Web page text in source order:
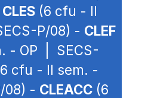
CLES (6 cfu - II
P/08) - CLEF
- OP | SECS-
cfu - II sem. -
08) - CLEACC (6